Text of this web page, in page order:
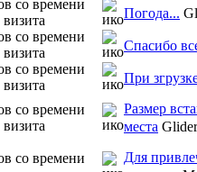
Погода...
Cпасибо
При
Размер
места
Для